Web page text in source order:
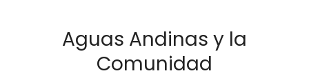
Aguas Andinas y la
Comunidad